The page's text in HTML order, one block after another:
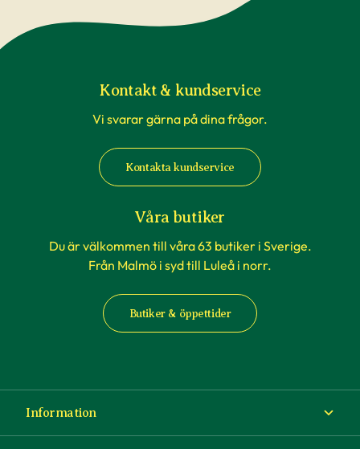
Kontakt & kundservice
Vi svarar gärna på dina frågor.
Kontakta kundservice
Våra butiker
Du är välkommen till våra 63 butiker i Sverige.
Från Malmö i syd till Luleå i norr.
Butiker & öppettider
Information